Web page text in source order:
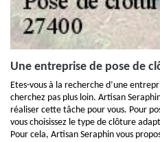
Une entreprise de pose de
Etes-vous à la recherche d’une
cherchez pas plus loin. Artisan
réaliser cette tâche pour vous. Pour
vous choisissez le type de clôture
Pour cela, Artisan Seraphin vous